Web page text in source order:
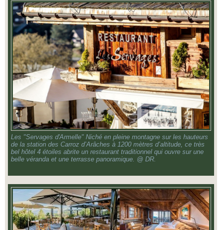
Les "Servages d'Armelle" Niché en pleine montagne sur les hauteurs
de la station des Carroz d’Arâches à 1200 mètres d’altitude, ce très
bel hôtel 4 étoiles abrite un restaurant traditionnel qui ouvre sur une
belle véranda et une terrasse panoramique. @ DR.